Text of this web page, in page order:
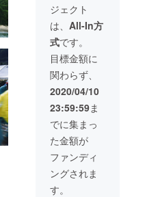
ジェクト
は、 All-In方
式です。
目標金額に
関わらず、
2020/04/10
23:59:59ま
でに集まっ
た金額が
ファンディ
ングされま
す。